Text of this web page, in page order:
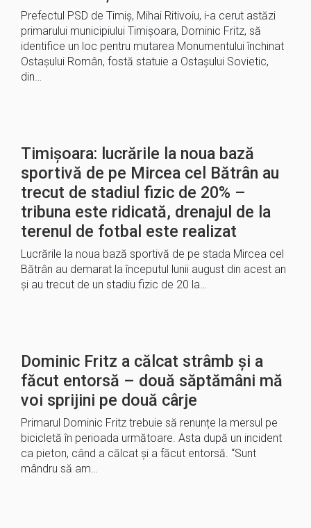
Prefectul PSD de Timiş, Mihai Ritivoiu, i-a cerut astăzi
primarului municipiului Timişoara, Dominic Fritz, să
identifice un loc pentru mutarea Monumentului închinat
Ostaşului Român, fostă statuie a Ostaşului Sovietic,
din…
Timișoara: lucrările la noua bază
sportivă de pe Mircea cel Bătrân au
trecut de stadiul fizic de 20% –
tribuna este ridicată, drenajul de la
terenul de fotbal este realizat
Lucrările la noua bază sportivă de pe stada Mircea cel
Bătrân au demarat la începutul lunii august din acest an
și au trecut de un stadiu fizic de 20 la…
Dominic Fritz a călcat strâmb și a
făcut entorsă – două săptămâni mă
voi sprijini pe două cârje
Primarul Dominic Fritz trebuie să renunțe la mersul pe
bicicletă în perioada următoare. Asta după un incident
ca pieton, când a călcat și a făcut entorsă. “Sunt
mândru să am…